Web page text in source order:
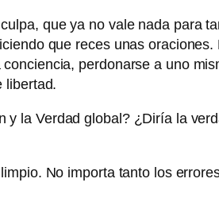
que ya no vale nada para
que reces unas
perdonarse a uno
libertad.
la Verdad global? ¿Diría la
No importa tanto los